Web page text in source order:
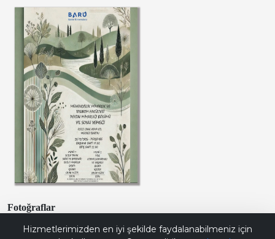
Fotoğraflar
Hizmetlerimizden en iyi şekilde faydalanabilmeniz için
Bana Soru Sor | Ask Me